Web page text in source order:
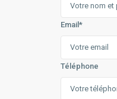
Email*
Téléphone